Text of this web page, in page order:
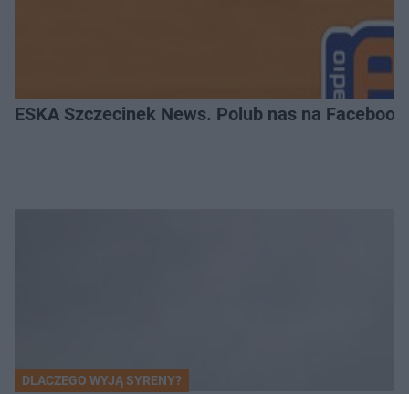
ESKA Szczecinek News. Polub nas na
DLACZEGO WYJĄ SYRENY?